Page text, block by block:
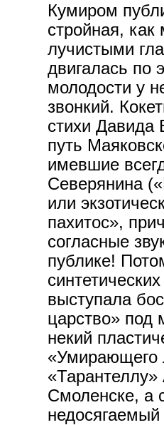
Кумиром
стройная,
лучистыми
двигалась по
молодости у
звонкий.
стихи Давида
путь
имевшие
Северянина
или
пахитос»,
согласные
публике!
выступала
царство» под
некий
«Умирающего
Смоленске, а